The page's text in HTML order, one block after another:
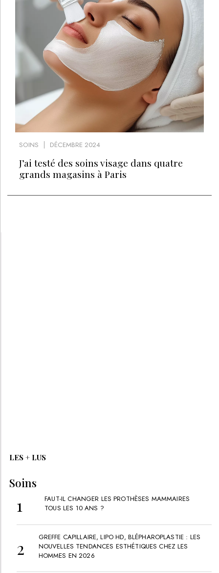
SOINS DÉCEMBRE 2024
J’ai testé des soins visage dans quatre
grands magasins à Paris
LES + LUS
Soins
FAUT-IL CHANGER LES PROTHÈSES MAMMAIRES
TOUS LES 10 ANS ?
GREFFE CAPILLAIRE, LIPO HD, BLÉPHAROPLASTIE : LES
NOUVELLES TENDANCES ESTHÉTIQUES CHEZ LES
HOMMES EN 2026